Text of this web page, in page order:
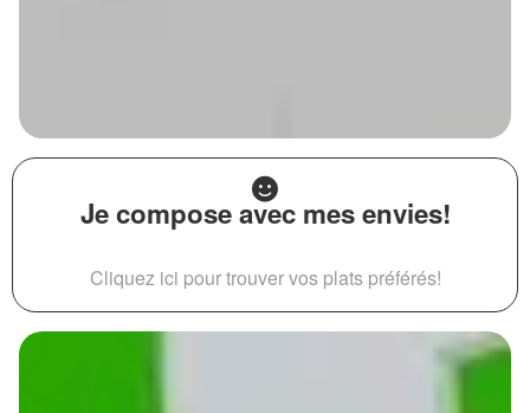
Je compose avec mes envies!
Cliquez ici pour trouver vos plats préférés!